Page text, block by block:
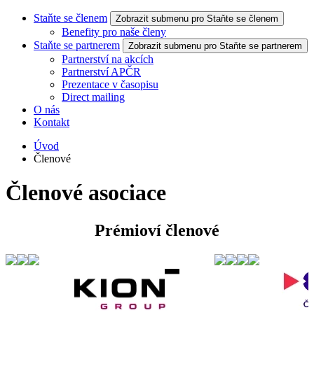
Staňte se členem Zobrazit submenu pro Staňte se členem
Benefity pro naše členy
Staňte se partnerem
Zobrazit submenu pro Staňte se partnerem
Partnerství na akcích
Partnerství APČR
Prezentace v časopisu
Direct mailing
O nás
Kontakt
Úvod
Členové
Členové asociace
Prémioví členové